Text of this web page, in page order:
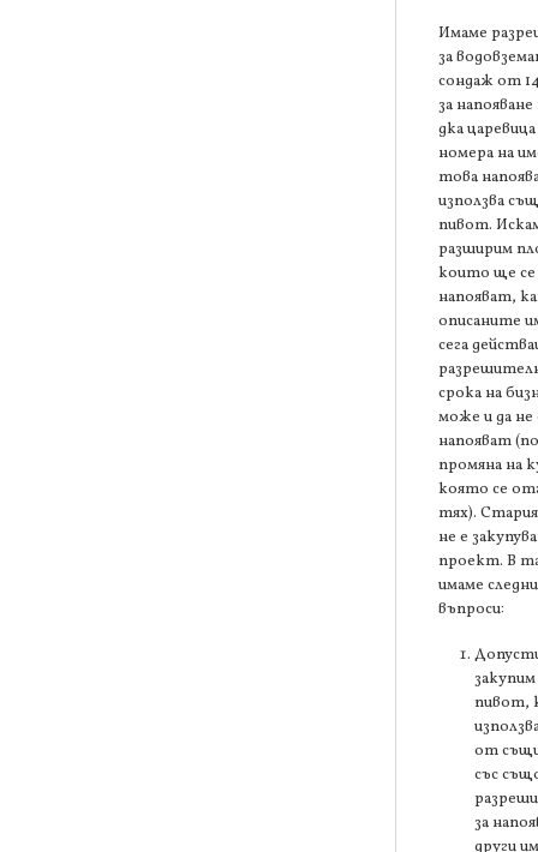
Имаме
за
сондаж от
за
дка
номера на
това
използва
пивот.
разширим
които ще се
напояват,
описаните
сега
срока на
може и да не
напояват
промяна на
която се
тях).
не е
проект. В
имаме
въпроси:
пивот,
от
със
за
други